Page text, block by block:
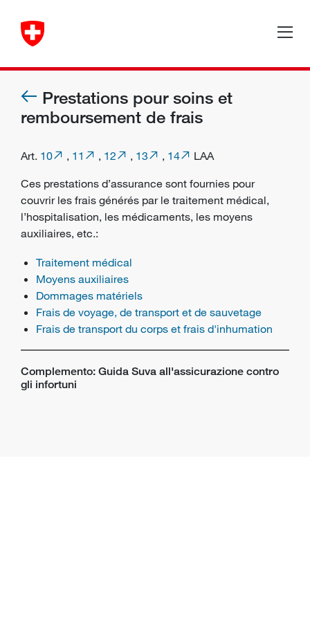
Prestations pour soins et
remboursement de frais
Art. 10 , 11 , 12 , 13 , 14
LAA
Ces prestations d’assurance sont fournies pour
couvrir les frais générés par le traitement médical,
l’hospitalisation, les médicaments, les moyens
auxiliaires, etc.:
Traitement médical
Moyens auxiliaires
Dommages matériels
Frais de voyage, de transport et de sauvetage
Frais de transport du corps et frais d'inhumation
Complemento: Guida Suva all'assicurazione contro
gli infortuni